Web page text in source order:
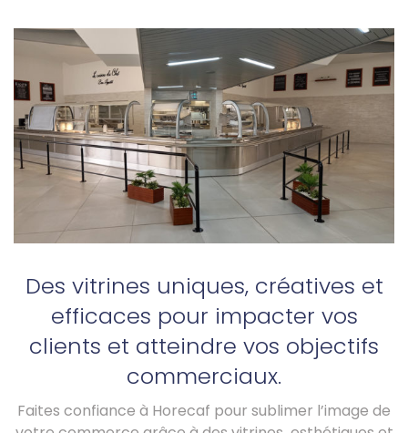
Des vitrines uniques, créatives et
efficaces pour impacter vos
clients et atteindre vos objectifs
commerciaux.
Faites confiance à Horecaf pour sublimer l’image de